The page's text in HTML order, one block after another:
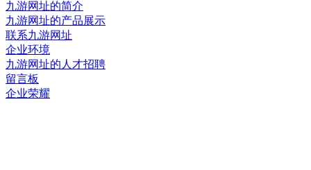
九游网址的简介
九游网址的产品展示
联系九游网址
企业环境
九游网址的人才招聘
留言板
企业荣耀